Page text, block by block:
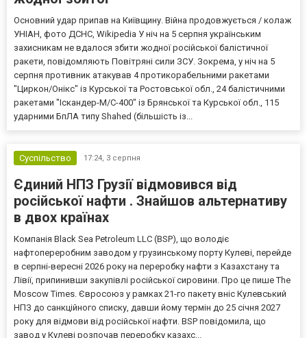
Основний удар припав на Київщину. Війна продовжується / колаж
УНІАН, фото ДСНС, Wikipedia У ніч на 5 серпня українським
захисникам не вдалося збити жодної російської балістичної
ракети, повідомляють Повітряні сили ЗСУ. Зокрема, у ніч на 5
серпня противник атакував 4 протикорабельними ракетами
"Циркон/Онікс" із Курської та Ростовської обл., 24 балістичними
ракетами "Іскандер-М/С-400" із Брянської та Курської обл., 115
ударними БпЛА типу Shahed (більшість із...
Суспільство 17:24, 3 серпня
Єдиний НПЗ Грузії відмовився від
російської нафти . Знайшов альтернативу
в двох країнах
Компанія Black Sea Petroleum LLC (BSP), що володіє
нафтопереробним заводом у грузинському порту Кулеві, перейде
в серпні-вересні 2026 року на переробку нафти з Казахстану та
Лівії, припинивши закупівлі російської сировини. Про це пише The
Moscow Times. Євросоюз у рамках 21-го пакету вніс Кулевський
НПЗ до санкційного списку, давши йому термін до 25 січня 2027
року для відмови від російської нафти. BSP повідомила, що
завод у Кулеві розпочав переробку казахс...